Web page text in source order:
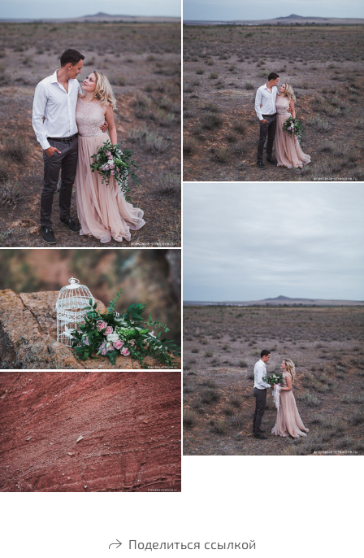
Поделиться ссылкой